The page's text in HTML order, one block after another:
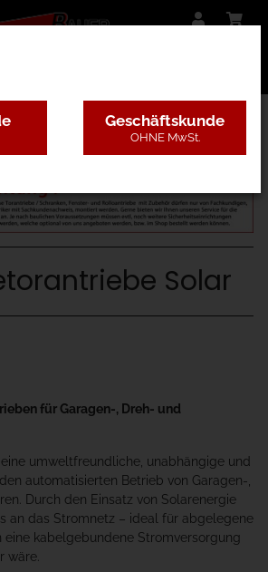
Solar
für Garagen-, Dreh- und
umweltfreundliche, unabhängige und
automatisierten Betrieb von Garagen-,
Durch den Einsatz von Solarenergie
an das Stromnetz – ideal für abgelegene
eine kabelgebundene Stromversorgung
wäre.
Geschäftskunde
OHNE MwSt.